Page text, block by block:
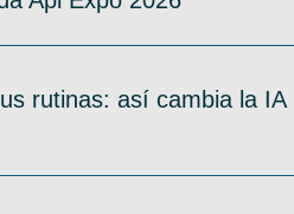
rutinas: así cambia la IA